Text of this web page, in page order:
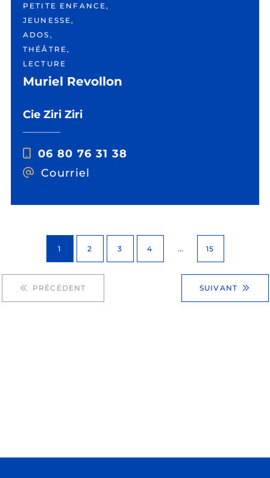
PETITE ENFANCE,
JEUNESSE,
ADOS,
THÉÂTRE,
LECTURE
Muriel Revollon
Cie Ziri Ziri
06 80 76 31 38
Courriel
PRÉCÉDENT
1 2 3 4 ... 15
SUIVANT